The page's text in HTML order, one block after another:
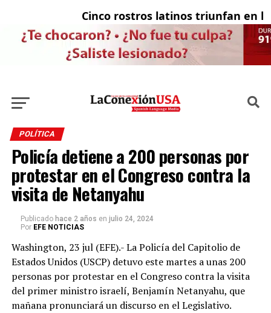
Cinco rostros latinos triunfan en la
POLÍTICA
Policía detiene a 200 personas por
protestar en el Congreso contra la
visita de Netanyahu
Publicado hace 2 años en julio 24, 2024
Por EFE NOTICIAS
Washington, 23 jul (EFE).- La Policía del Capitolio de
Estados Unidos (USCP) detuvo este martes a unas 200
personas por protestar en el Congreso contra la visita
del primer ministro israelí, Benjamín Netanyahu, que
mañana pronunciará un discurso en el Legislativo.